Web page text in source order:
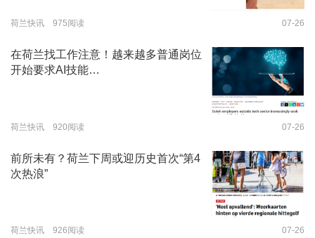
荷兰快讯 975阅读 07-26
在荷兰找工作注意！越来越多普通岗位
开始要求AI技能…
荷兰快讯 920阅读 07-26
前所未有？荷兰下周或迎历史首次“第4
次热浪”
荷兰快讯 926阅读 07-26